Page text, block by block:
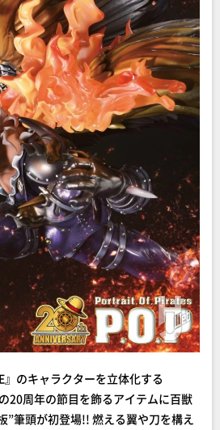
』のキャラクターを立体化する
20周年の節目を飾るアイテムに百獣
”筆頭が初登場!! 燃える翼や刀を構え